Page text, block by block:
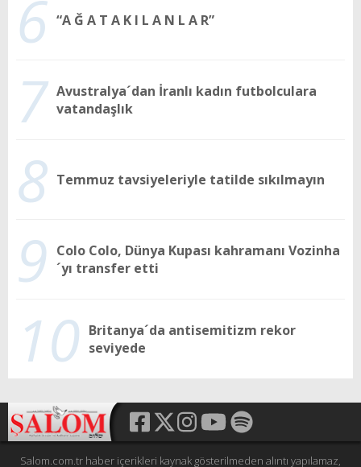
6 “A Ğ A T A K I L A N L A R”
7 Avustralya´dan İranlı kadın futbolculara
vatandaşlık
8 Temmuz tavsiyeleriyle tatilde sıkılmayın
9
Colo Colo, Dünya Kupası kahramanı Vozinha
´yı transfer etti
10 Britanya´da antisemitizm rekor
seviyede
Salom.com.tr haber içerikleri kaynak gösterilmeden alıntı yapılamaz,